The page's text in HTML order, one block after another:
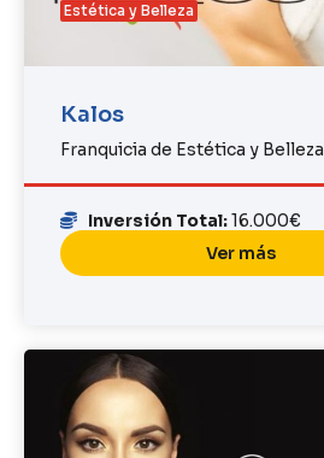
Estética y Belleza
Kalos
Franquicia de Estética y Belleza
Inversión Total:16.000€
Ver más